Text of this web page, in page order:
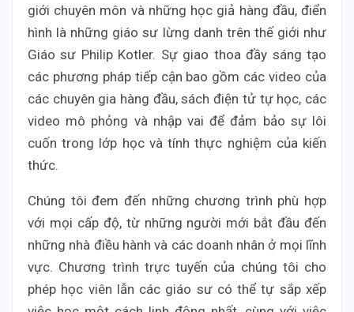
giới chuyên môn và những học giả hàng đầu, điển
hình là những giáo sư lừng danh trên thế giới như
Giáo sư Philip Kotler. Sự giao thoa đầy sáng tạo
các phương pháp tiếp cận bao gồm các video của
các chuyên gia hàng đầu, sách điện tử tự học, các
video mô phỏng và nhập vai để đảm bảo sự lôi
cuốn trong lớp học và tính thực nghiệm của kiến
thức.
Chúng tôi đem đến những chương trình phù hợp
với mọi cấp độ, từ những người mới bắt đầu đến
những nhà điều hành và các doanh nhân ở mọi lĩnh
vực. Chương trình trực tuyến của chúng tôi cho
phép học viên lẫn các giáo sư có thể tự sắp xếp